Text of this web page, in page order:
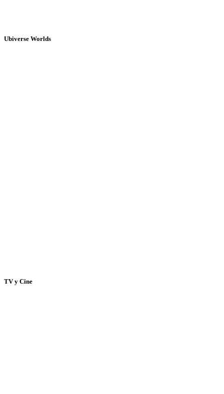
Ubiverse Worlds
TV y Cine